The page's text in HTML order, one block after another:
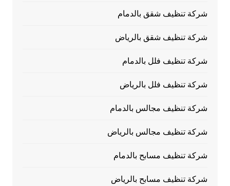
شركة تنظيف شقق بالدمام
شركة تنظيف شقق بالرياض
شركة تنظيف فلل بالدمام
شركة تنظيف فلل بالرياض
شركة تنظيف مجالس بالدمام
شركة تنظيف مجالس بالرياض
شركة تنظيف مسابح بالدمام
شركة تنظيف مسابح بالرياض